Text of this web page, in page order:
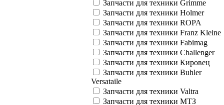
Запчасти для техники Grimme
Запчасти для техники Holmer
Запчасти для техники ROPA
Запчасти для техники Franz Kleine
Запчасти для техники Fabimag
Запчасти для техники Challenger
Запчасти для техники Кировец
Запчасти для техники Buhler
Versataile
Запчасти для техники Valtra
Запчасти для техники МТЗ